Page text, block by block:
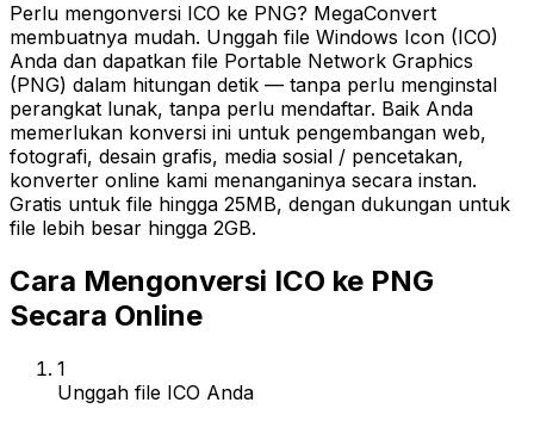
Perlu mengonversi ICO ke PNG? MegaConvert
membuatnya mudah. Unggah file Windows Icon (ICO)
Anda dan dapatkan file Portable Network Graphics
(PNG) dalam hitungan detik — tanpa perlu menginstal
perangkat lunak, tanpa perlu mendaftar. Baik Anda
memerlukan konversi ini untuk pengembangan web,
fotografi, desain grafis, media sosial / pencetakan,
konverter online kami menanganinya secara instan.
Gratis untuk file hingga 25MB, dengan dukungan untuk
file lebih besar hingga 2GB.
Cara Mengonversi ICO ke PNG
Secara Online
1
Unggah file ICO Anda